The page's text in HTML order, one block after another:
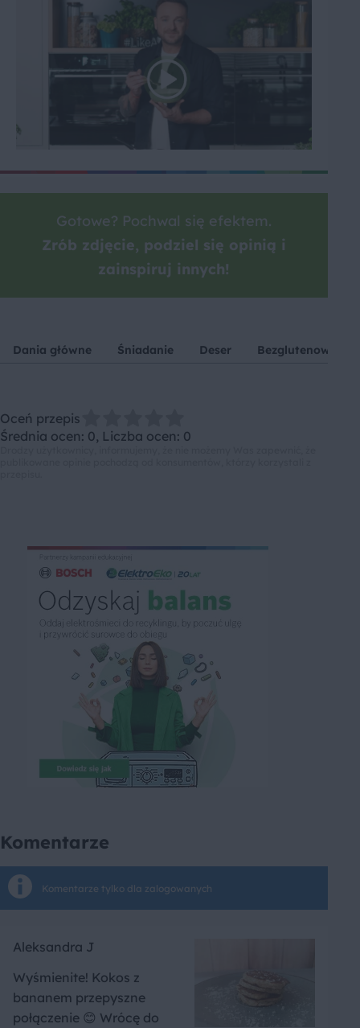
Gotowe? Pochwal się efektem.
Zrób zdjęcie, podziel się opinią i
zainspiruj innych!
Dania główne Śniadanie Deser Bezglutenowe
Oceń przepis
Średnia ocen: 0, Liczba ocen: 0
Komentarze
Komentarze tylko dla zalogowanych
Aleksandra J
Wyśmienite! Kokos z
bananem przepyszne
połączenie 😊 Wrócę do